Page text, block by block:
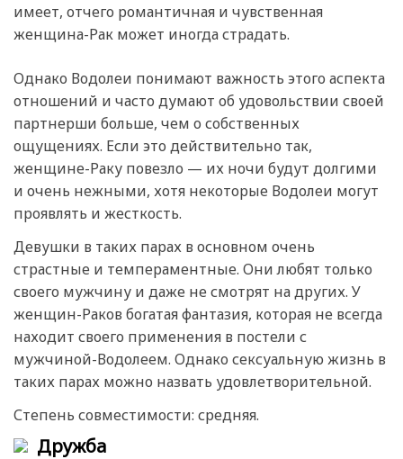
имеет, отчего романтичная и чувственная
женщина-Рак может иногда страдать.
Однако Водолеи понимают важность этого аспекта
отношений и часто думают об удовольствии своей
партнерши больше, чем о собственных
ощущениях. Если это действительно так,
женщине-Раку повезло — их ночи будут долгими
и очень нежными, хотя некоторые Водолеи могут
проявлять и жесткость.
Девушки в таких парах в основном очень
страстные и темпераментные. Они любят только
своего мужчину и даже не смотрят на других. У
женщин-Раков богатая фантазия, которая не всегда
находит своего применения в постели с
мужчиной-Водолеем. Однако сексуальную жизнь в
таких парах можно назвать удовлетворительной.
Степень совместимости: средняя.
Дружба